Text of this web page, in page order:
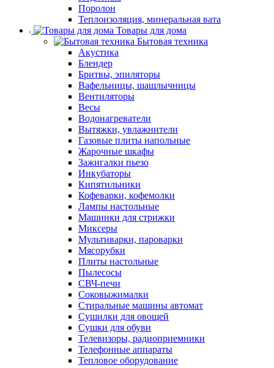
Поролон
Теплоизоляция, минеральная вата
Товары для дома
Бытовая техника
Акустика
Блендер
Бритвы, эпиляторы
Вафельницы, шашлычницы
Вентиляторы
Весы
Водонагреватели
Вытяжки, увлажнители
Газовые плиты напольные
Жарочные шкафы
Зажигалки пьезо
Инкубаторы
Кипятильники
Кофеварки, кофемолки
Лампы настольные
Машинки для стрижки
Миксеры
Мультиварки, пароварки
Мясорубки
Плиты настольные
Пылесосы
СВЧ-печи
Соковыжималки
Стиральные машины автомат
Сушилки для овощей
Сушки для обуви
Телевизоры, радиоприемники
Телефонные аппараты
Тепловое оборудование